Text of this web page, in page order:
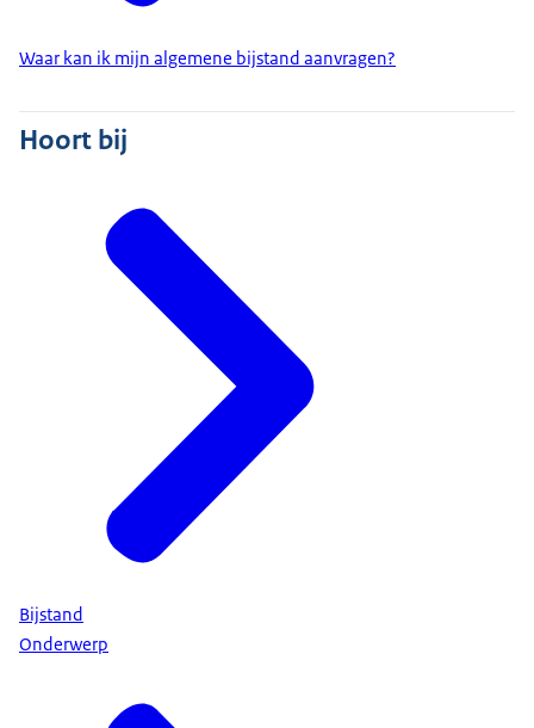
Waar kan ik mijn algemene bijstand aanvragen?
Hoort bij
Bijstand
Onderwerp